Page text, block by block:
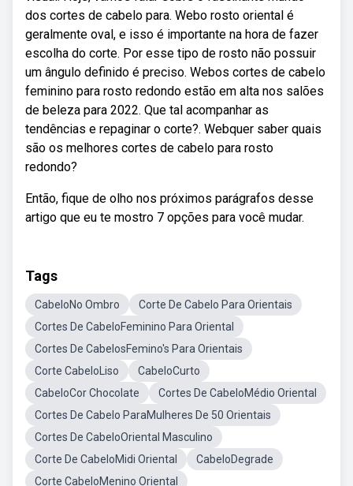
dos cortes de cabelo para. Webo rosto oriental é
geralmente oval, e isso é importante na hora de fazer
escolha do corte. Por esse tipo de rosto não possuir
um ângulo definido é preciso. Webos cortes de cabelo
feminino para rosto redondo estão em alta nos salões
de beleza para 2022. Que tal acompanhar as
tendências e repaginar o corte?. Webquer saber quais
são os melhores cortes de cabelo para rosto
redondo?
Então, fique de olho nos próximos parágrafos desse
artigo que eu te mostro 7 opções para você mudar.
Tags
CabeloNo Ombro
Corte De Cabelo Para Orientais
Cortes De CabeloFeminino Para Oriental
Cortes De CabelosFemino's Para Orientais
Corte CabeloLiso
CabeloCurto
CabeloCor Chocolate
Cortes De CabeloMédio Oriental
Cortes De Cabelo ParaMulheres De 50 Orientais
Cortes De CabeloOriental Masculino
Corte De CabeloMidi Oriental
CabeloDegrade
Corte CabeloMenino Oriental